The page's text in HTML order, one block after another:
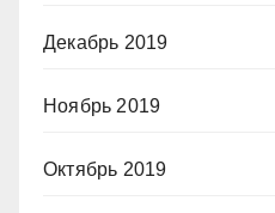
Декабрь 2019
Ноябрь 2019
Октябрь 2019